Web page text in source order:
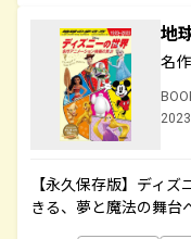
地
名
【永久保存版】ディ
きる、夢と魔法の舞台